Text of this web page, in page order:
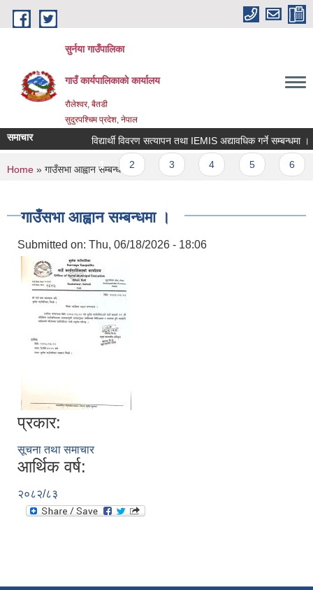
Skip to main content
सुर्नया गाउँपालिका
गाउँ कार्यपालिकाकाे कार्यालय
रौलेश्वर, बैतडी
सुदुरपश्चिम प्रदेश, नेपाल
समाचार विद्यार्थी विवरण सत्यापन तथा IEMIS अद्यावधिक गर्ने सम्बन्धमा ।
Pages
1 2 3 4 5 6
You are here
Home » गाउँसभा आह्वान सम्बन्धमा ।
गाउँसभा आह्वान सम्बन्धमा ।
Submitted on: Thu, 06/18/2026 - 18:06
प्रकार:
सूचना तथा समाचार
आर्थिक वर्ष:
२०८२/८३